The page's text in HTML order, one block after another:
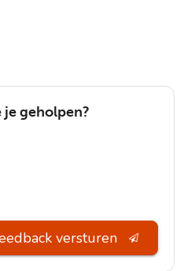
geholpen?
versturen